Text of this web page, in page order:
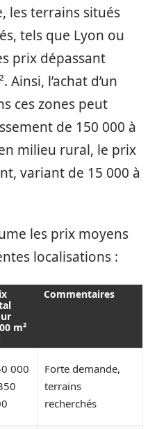
les terrains situés
tels que Lyon ou
prix dépassant
Ainsi, l’achat d’un
ces zones peut
de 150 000 à
milieu rural, le prix
variant de 15 000 à
les prix moyens
localisations :
m²
Commentaires
000
Forte demande,
terrains
recherchés